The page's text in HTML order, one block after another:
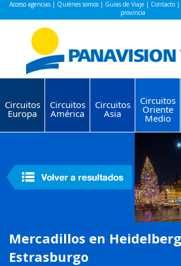
Acceso agencias | Quiénes somos | Guías de Viaje | Contacto |
provincia
Circuitos
Europa
Circuitos
América
Circuitos
Asia
Circuitos
Oriente
Medio
Mercadillos en
Estrasburgo